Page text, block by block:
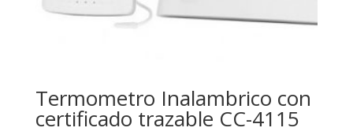
Termometro Inalambrico con
certificado trazable CC-4115